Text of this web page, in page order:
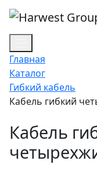
Главная
Каталог
Гибкий кабель
Кабель гибкий
Кабель